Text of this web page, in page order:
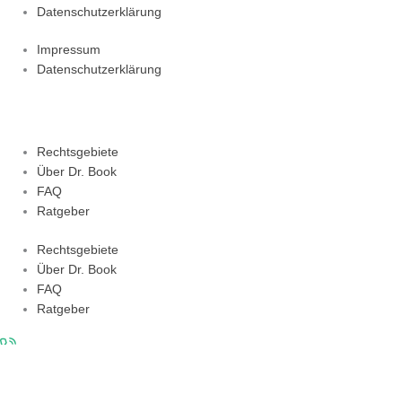
Datenschutzerklärung
Impressum
Datenschutzerklärung
Rechtsgebiete
Über Dr. Book
FAQ
Ratgeber
Rechtsgebiete
Über Dr. Book
FAQ
Ratgeber